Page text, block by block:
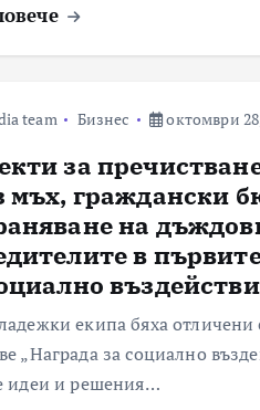
team Бизнес октомври
за
мъх, граждански
на
в
екипа бяха отличени
„Награда за социално
идеи и решения…